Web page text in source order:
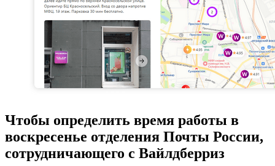
Чтобы определить время работы в
воскресенье отделения Почты России,
сотрудничающего с Вайлдберриз